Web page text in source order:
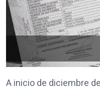
A inicio de diciembre